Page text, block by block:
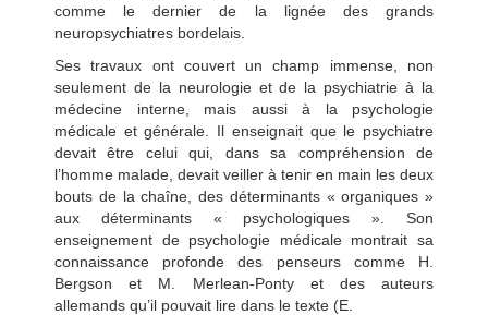
comme le dernier de la lignée des grands
neuropsychiatres bordelais.
Ses travaux ont couvert un champ immense, non
seulement de la neurologie et de la psychiatrie à la
médecine interne, mais aussi à la psychologie
médicale et générale. Il enseignait que le psychiatre
devait être celui qui, dans sa compréhension de
l’homme malade, devait veiller à tenir en main les deux
bouts de la chaîne, des déterminants « organiques »
aux déterminants « psychologiques ». Son
enseignement de psychologie médicale montrait sa
connaissance profonde des penseurs comme H.
Bergson et M. Merlean-Ponty et des auteurs
allemands qu’il pouvait lire dans le texte (E.